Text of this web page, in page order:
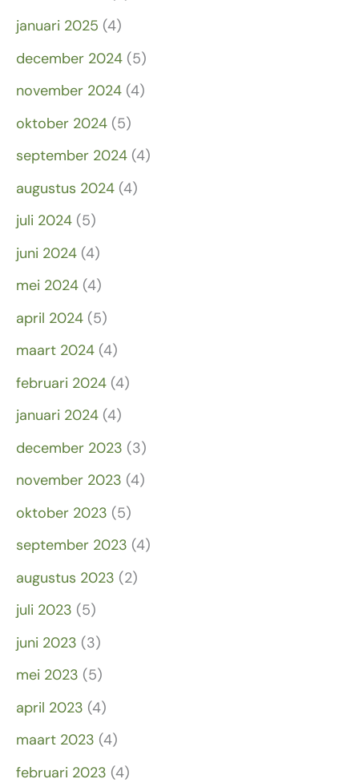
januari 2025 (4)
december 2024 (5)
november 2024 (4)
oktober 2024 (5)
september 2024 (4)
augustus 2024 (4)
juli 2024 (5)
juni 2024 (4)
mei 2024 (4)
april 2024 (5)
maart 2024 (4)
februari 2024 (4)
januari 2024 (4)
december 2023 (3)
november 2023 (4)
oktober 2023 (5)
september 2023 (4)
augustus 2023 (2)
juli 2023 (5)
juni 2023 (3)
mei 2023 (5)
april 2023 (4)
maart 2023 (4)
februari 2023 (4)